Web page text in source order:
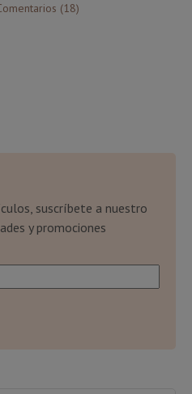
(18)
suscríbete a nuestro
y promociones